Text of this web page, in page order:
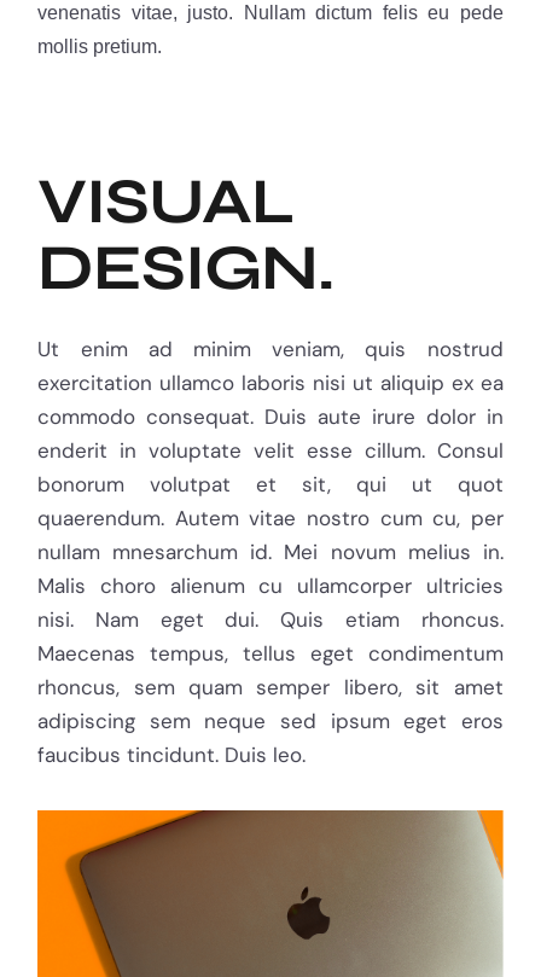
venenatis vitae, justo. Nullam dictum felis eu pede
mollis pretium.
VISUAL
DESIGN.
Ut enim ad minim veniam, quis nostrud
exercitation ullamco laboris nisi ut aliquip ex ea
commodo consequat. Duis aute irure dolor in
enderit in voluptate velit esse cillum. Consul
bonorum volutpat et sit, qui ut quot
quaerendum. Autem vitae nostro cum cu, per
nullam mnesarchum id. Mei novum melius in.
Malis choro alienum cu ullamcorper ultricies
nisi. Nam eget dui. Quis etiam rhoncus.
Maecenas tempus, tellus eget condimentum
rhoncus, sem quam semper libero, sit amet
adipiscing sem neque sed ipsum eget eros
faucibus tincidunt. Duis leo.